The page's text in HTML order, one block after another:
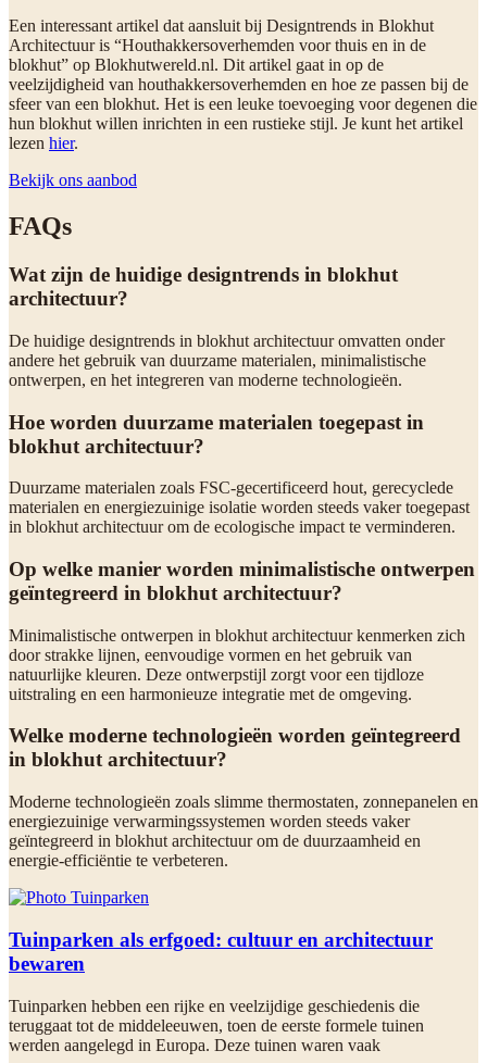
Een interessant artikel dat aansluit bij Designtrends in Blokhut
Architectuur is “Houthakkersoverhemden voor thuis en in de
blokhut” op Blokhutwereld.nl. Dit artikel gaat in op de
veelzijdigheid van houthakkersoverhemden en hoe ze passen bij de
sfeer van een blokhut. Het is een leuke toevoeging voor degenen die
hun blokhut willen inrichten in een rustieke stijl. Je kunt het artikel
lezen hier.
Bekijk ons aanbod
FAQs
Wat zijn de huidige designtrends in blokhut
architectuur?
De huidige designtrends in blokhut architectuur omvatten onder
andere het gebruik van duurzame materialen, minimalistische
ontwerpen, en het integreren van moderne technologieën.
Hoe worden duurzame materialen toegepast in
blokhut architectuur?
Duurzame materialen zoals FSC-gecertificeerd hout, gerecyclede
materialen en energiezuinige isolatie worden steeds vaker toegepast
in blokhut architectuur om de ecologische impact te verminderen.
Op welke manier worden minimalistische ontwerpen
geïntegreerd in blokhut architectuur?
Minimalistische ontwerpen in blokhut architectuur kenmerken zich
door strakke lijnen, eenvoudige vormen en het gebruik van
natuurlijke kleuren. Deze ontwerpstijl zorgt voor een tijdloze
uitstraling en een harmonieuze integratie met de omgeving.
Welke moderne technologieën worden geïntegreerd
in blokhut architectuur?
Moderne technologieën zoals slimme thermostaten, zonnepanelen en
energiezuinige verwarmingssystemen worden steeds vaker
geïntegreerd in blokhut architectuur om de duurzaamheid en
energie-efficiëntie te verbeteren.
Tuinparken als erfgoed: cultuur en architectuur
bewaren
Tuinparken hebben een rijke en veelzijdige geschiedenis die
teruggaat tot de middeleeuwen, toen de eerste formele tuinen
werden aangelegd in Europa. Deze tuinen waren vaak